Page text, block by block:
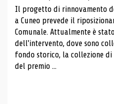
Il progetto di rinnovamento
a Cuneo prevede il
Comunale. Attualmente è
dell'intervento, dove sono
fondo storico, la collezione
del premio ...